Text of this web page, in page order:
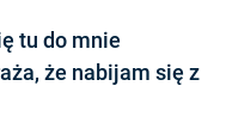
tu do mnie
że nabijam się z